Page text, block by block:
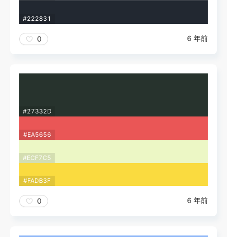
#222831
0 6 年前
#27332D
#EA5656
#ECF7C5
#FADB3F
0 6 年前